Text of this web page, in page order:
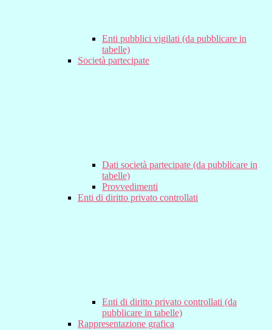
Enti pubblici vigilati (da pubblicare in
tabelle)
Società partecipate
Dati società partecipate (da pubblicare in
tabelle)
Provvedimenti
Enti di diritto privato controllati
Enti di diritto privato controllati (da
pubblicare in tabelle)
Rappresentazione grafica